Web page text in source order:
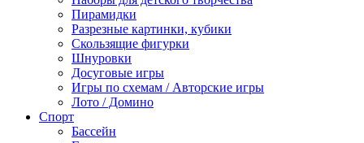
Пирамидки
Разрезные картинки, кубики
Скользящие фигурки
Шнуровки
Досуговые игры
Игры по схемам / Авторские игры
Лото / Домино
Спорт
Бассейн